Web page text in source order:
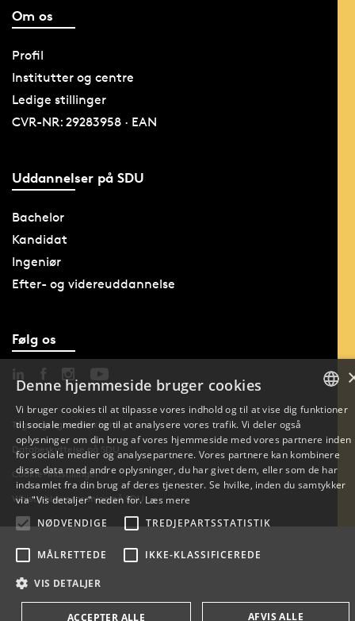
Om os
Profil
Institutter og centre
Ledige stillinger
CVR-NR: 29283958 · EAN
Uddannelser på SDU
Bachelor
Kandidat
Ingeniør
Efter- og videreuddannelse
Følg os
Tilgængelighedserklæring
Databeskyttelse på SDU
Cookie-indstillinger
Whistleblowerordning på SDU
ENGLISH
Denne hjemmeside bruger cookies
Vi bruger cookies til at tilpasse vores indhold og til at vise dig funktioner
til sociale medier og til at analysere vores trafik. Vi deler også
oplysninger om din brug af vores hjemmeside med vores partnere inden
for sociale medier og analysepartnere. Vores partnere kan kombinere
disse data med andre oplysninger, du har givet dem, eller som de har
indsamlet fra din brug af deres tjenester. Se hvilke, inden du samtykker
via "Vis detaljer" neden for. Læs mere
NØDVENDIGE
TREDJEPARTSSTATISTIK
MÅLRETTEDE IKKE-KLASSIFICEREDE
VIS DETALJER
ACCEPTER ALLE AFVIS ALLE